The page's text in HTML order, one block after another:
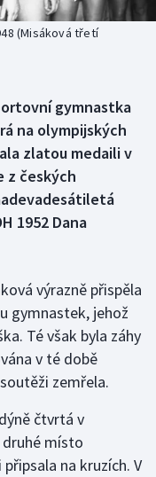
(Misáková třetí
gymnastka
na olympijských
zlatou medaili v
z českých
1952 Dana
výrazně přispěla
gymnastek, jehož
Té však byla záhy
v té době
zemřela.
čtvrtá v
místo
na kruzích. V